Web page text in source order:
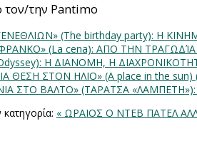
τον/την Pantimo
(The birthday party): H
(La cena): ΑΠΟ ΤΗΝ
Odyssey): Η ΔΙΑΝΟΜΗ, Η
ΘΕΣΗ ΣΤΟΝ ΗΛΙΟ» (Α place in the
ΣΤΟ ΒΑΛΤΟ» (ΤΑΡΑΤΣΑ
« ΩΡΑΙΟΣ Ο ΝΤΕΒ ΠΑΤΕΛ